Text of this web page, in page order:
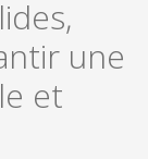
une
et